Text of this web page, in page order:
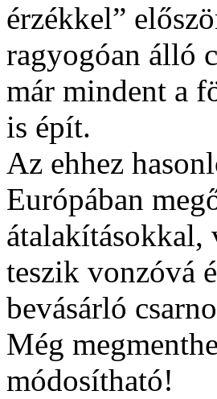
érzékkel”
ragyogóan álló
már mindent a
is épít.
Az ehhez
Európában
átalakításokkal,
teszik vonzóvá
bevásárló
Még
módosítható!